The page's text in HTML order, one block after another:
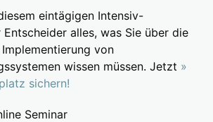
eintägigen Intensiv-
Entscheider alles, was Sie über die
von
wissen müssen. Jetzt »
sichern!
Seminar